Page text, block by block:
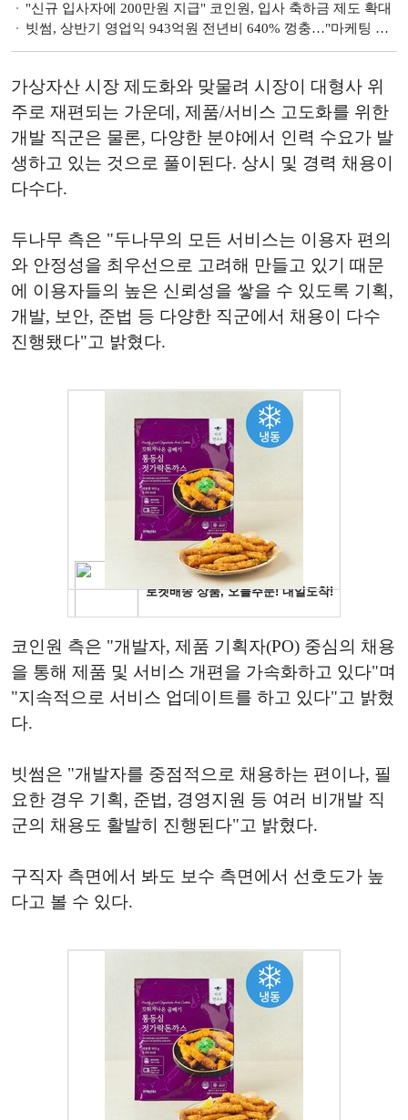
"신규 입사자에 200만원 지급" 코인원, 입사 축하금 제도 확대
빗썸, 상반기 영업익 943억원 전년비 640% 껑충…"마케팅 효과" [2024 상반기 실적]
가상자산 시장 제도화와 맞물려 시장이 대형사 위
주로 재편되는 가운데, 제품/서비스 고도화를 위한
개발 직군은 물론, 다양한 분야에서 인력 수요가 발
생하고 있는 것으로 풀이된다. 상시 및 경력 채용이
다수다.
두나무 측은 "두나무의 모든 서비스는 이용자 편의
와 안정성을 최우선으로 고려해 만들고 있기 때문
에 이용자들의 높은 신뢰성을 쌓을 수 있도록 기획,
개발, 보안, 준법 등 다양한 직군에서 채용이 다수
진행됐다"고 밝혔다.
코인원 측은 "개발자, 제품 기획자(PO) 중심의 채용
을 통해 제품 및 서비스 개편을 가속화하고 있다"며
"지속적으로 서비스 업데이트를 하고 있다"고 밝혔
다.
빗썸은 "개발자를 중점적으로 채용하는 편이나, 필
요한 경우 기획, 준법, 경영지원 등 여러 비개발 직
군의 채용도 활발히 진행된다"고 밝혔다.
구직자 측면에서 봐도 보수 측면에서 선호도가 높
다고 볼 수 있다.